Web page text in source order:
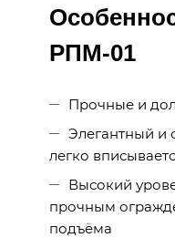
РПМ-01
Прочные и
Элегантный и
легко
Высокий
прочным
подъёма